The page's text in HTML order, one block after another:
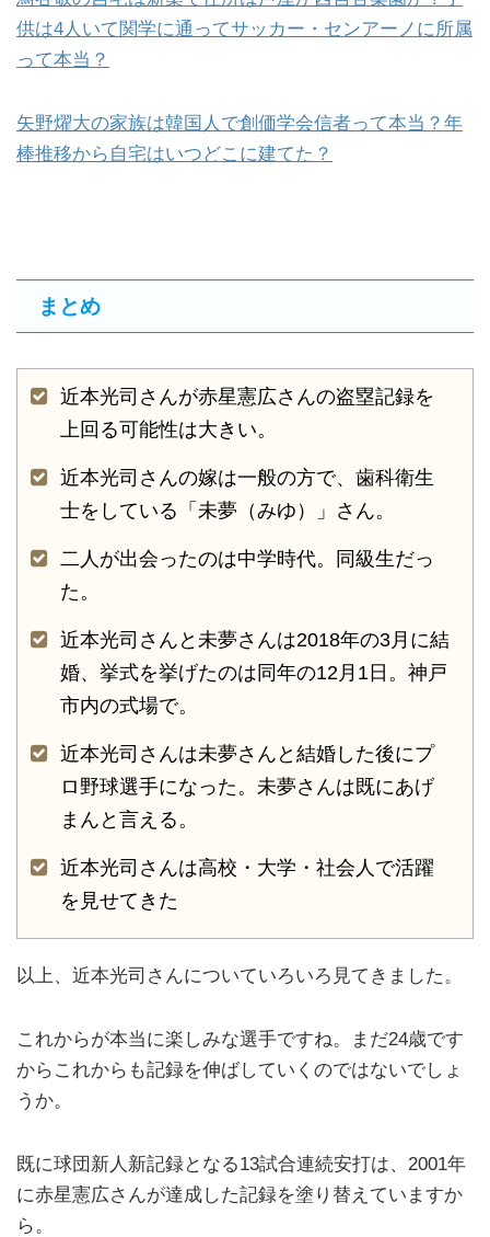
供は4人いて関学に通ってサッカー・センアーノに所属
って本当？
矢野燿大の家族は韓国人で創価学会信者って本当？年
棒推移から自宅はいつどこに建てた？
まとめ
近本光司さんが赤星憲広さんの盗塁記録を
上回る可能性は大きい。
近本光司さんの嫁は一般の方で、歯科衛生
士をしている「未夢（みゆ）」さん。
二人が出会ったのは中学時代。同級生だっ
た。
近本光司さんと未夢さんは2018年の3月に結
婚、挙式を挙げたのは同年の12月1日。神戸
市内の式場で。
近本光司さんは未夢さんと結婚した後にプ
ロ野球選手になった。未夢さんは既にあげ
まんと言える。
近本光司さんは高校・大学・社会人で活躍
を見せてきた
以上、近本光司さんについていろいろ見てきました。
これからが本当に楽しみな選手ですね。まだ24歳です
からこれからも記録を伸ばしていくのではないでしょ
うか。
既に球団新人新記録となる13試合連続安打は、2001年
に赤星憲広さんが達成した記録を塗り替えていますか
ら。